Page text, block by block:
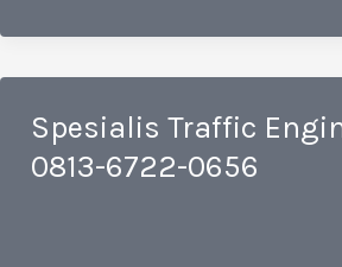
6722-
0656
Spesialis Traffic
0813-6722-0656